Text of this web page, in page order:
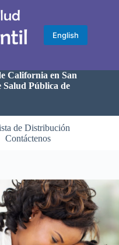
English
California en San
Salud Pública de
de Distribución
Contáctenos